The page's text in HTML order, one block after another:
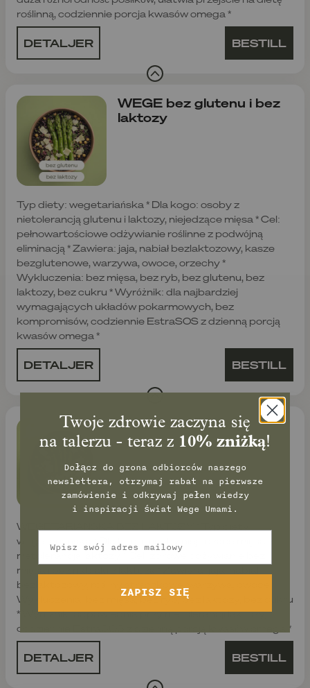
roślinną, codziennie porcja kwasów omega *
DETALJER BESTILL
WEGE bez glutenu i bez
laktozy
Typ diety: wegetariańska * Dla kogo: osoby z
nietolerancją glutenu i laktozy, niejedzące mięsa * Cel:
pełnowartościowe odżywianie roślinne z podwójną
eliminacją * Zawiera: jaja, nabiał bezlaktozowy, kasze
bezglutenowe, warzywa, owoce, orzechy *
Wykluczenia: bez mięsa, bez ryb, bez glutenu, bez
laktozy, bez cukru * Wyróżnik: dla najbardziej
wymagających układów pokarmowych, bez
kompromisów, codziennie EstraSOS z dzienną porcją
kwasów omega *
DETALJER BESTILL
WEGE bez laktozy
WEGETARIAŃSKA BEZ LAKTOZY * Typ diety:
wegetariańska * Dla kogo: osoby niejedzące mięsa z
nietolerancją laktozy * Cel: zdrowe odżywianie bez
mięsa i bez nabiału z laktozą * Zawiera: jaja, nabiał
bezlaktozowy, rośliny strączkowe, warzywa, owoce *
Wykluczenia: bez mięsa, bez ryb, bez laktozy, bez cukru
* Wyróżnik: odpowiednia przy nietolerancji laktozy,
codziennie EstraSOS z dzienną porcją kwasów omega *
DETALJER BESTILL
Twoje zdrowie zaczyna się
na talerzu - teraz z 10% zniżką!
Dołącz do grona odbiorców naszego
newslettera, otrzymaj rabat na pierwsze
zamówienie i odkrywaj pełen wiedzy
i inspiracji świat Wege Umami.
ZAPISZ SIĘ